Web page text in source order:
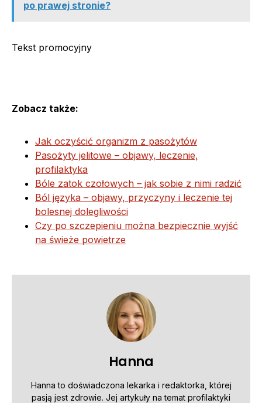
po prawej stronie?
Tekst promocyjny
Zobacz także:
Jak oczyścić organizm z pasożytów
Pasożyty jelitowe – objawy, leczenie,
profilaktyka
Bóle zatok czołowych – jak sobie z nimi radzić
Ból języka – objawy, przyczyny i leczenie tej
bolesnej dolegliwości
Czy po szczepieniu można bezpiecznie wyjść
na świeże powietrze
Hanna
Hanna to doświadczona lekarka i redaktorka, której
pasją jest zdrowie. Jej artykuły na temat profilaktyki